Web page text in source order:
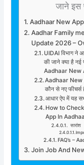
जाने इस
Aadhaar New
Aadhar Family
Update 2026 –
UIDAI विभाग ने
की जाने क्या है नई
Aadhaar New
Aadhaar New
कौन से नए फीचर्स
आधार ऐप में यह
How to
App In
सारांश
FAQ’s –
Join Job And